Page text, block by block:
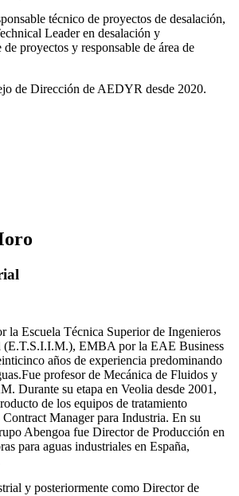
técnico de proyectos de desalación,
Leader en desalación y
proyectos y responsable de área de
de Dirección de AEDYR desde 2020.
la Escuela Técnica Superior de Ingenieros
(E.T.S.I.I.M.), EMBA por la EAE Business
años de experiencia predominando
profesor de Mecánica de Fluidos y
Durante su etapa en Veolia desde 2001,
de los equipos de tratamiento
Manager para Industria. En su
Abengoa fue Director de Producción en
para aguas industriales en España,
y posteriormente como Director de